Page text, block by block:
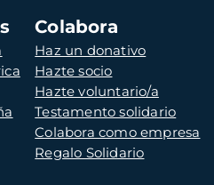
Colabora
Haz un donativo
Hazte socio
Hazte voluntario/a
Testamento solidario
Colabora como empresa
Regalo Solidario